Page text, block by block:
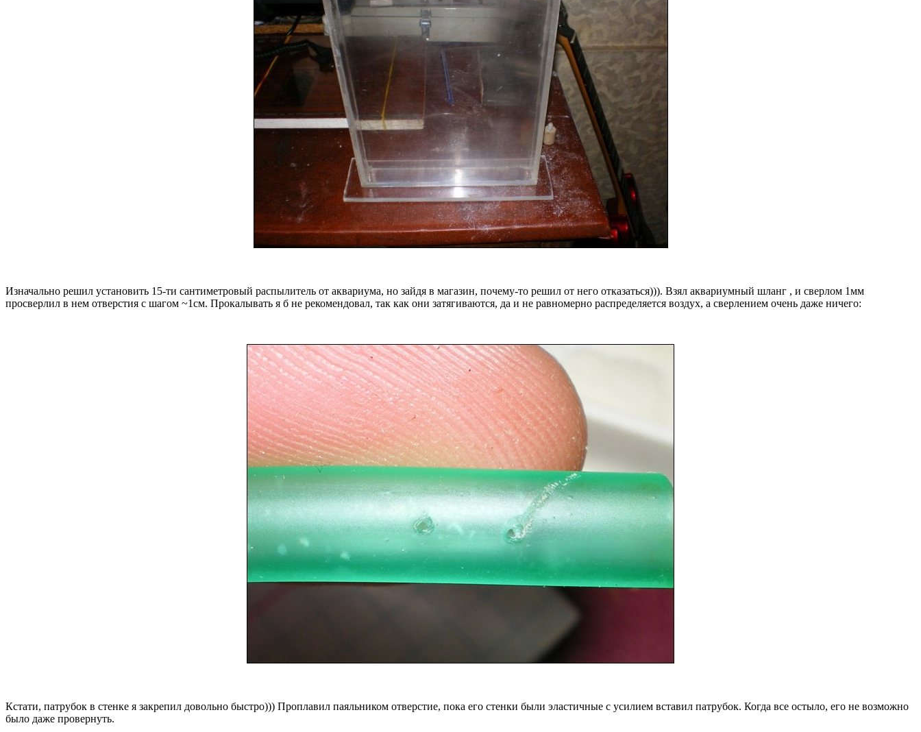
Изначально решил установить 15-ти сантиметровый распылитель от аквариума, но зайдя в магазин, почему-то решил от него отказаться))). Взял аквариумный шланг , и сверлом 1мм
просверлил в нем отверстия с шагом ~1см. Прокалывать я б не рекомендовал, так как они затягиваются, да и не равномерно распределяется воздух, а сверлением очень даже ничего:
Кстати, патрубок в стенке я закрепил довольно быстро))) Проплавил паяльником отверстие, пока его стенки были эластичные с усилием вставил патрубок. Когда все остыло, его не возможно
было даже провернуть.